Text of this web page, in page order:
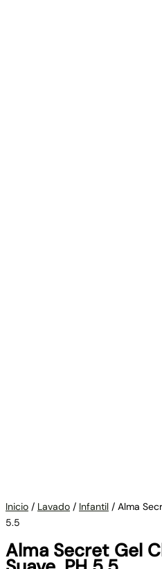
Inicio / Lavado / Infantil / Alma
5.5
Alma Secret Gel